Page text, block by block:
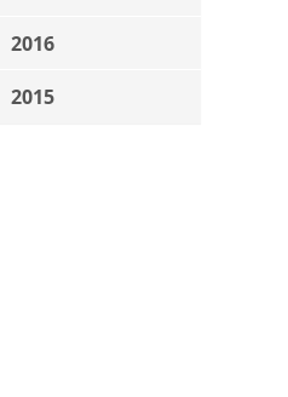
2016
2015